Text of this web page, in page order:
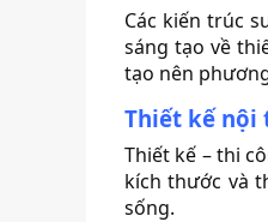
Các kiến trúc
sáng tạo về
tạo nên
Thiết kế nội
Thiết kế – thi
kích thước và
sống.